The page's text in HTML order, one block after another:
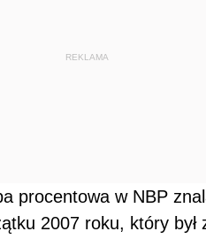
REKLAMA
procentowa w NBP
2007 roku, który był